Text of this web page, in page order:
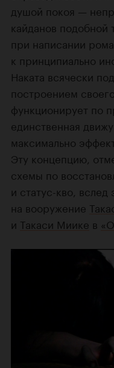
душой покоя —
кайданов подобной
при написании
к принципиально
Наката всячески
построением
функционирует по
единственная
максимально
Эту концепцию,
схемы по
и статус-кво, вслед
на вооружение
и Такаси Миике в